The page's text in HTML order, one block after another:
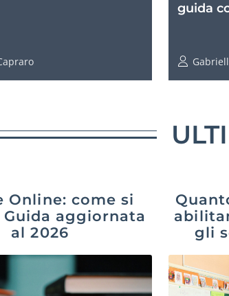
guida
Online: come si
Guida aggiornata
al 2026
gli